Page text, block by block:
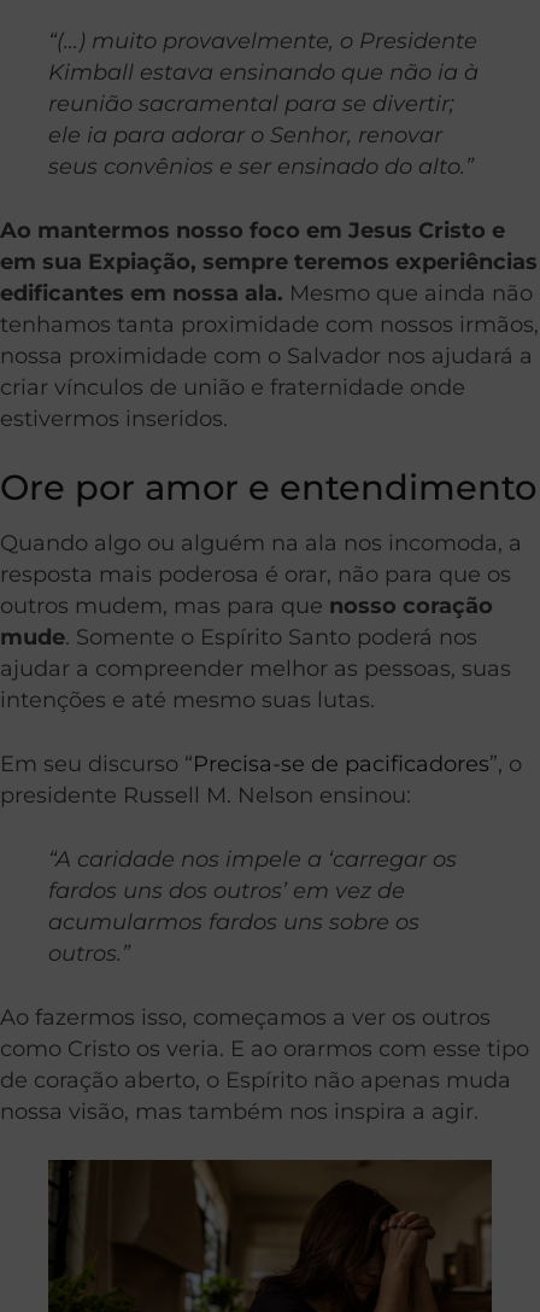
“(…) muito provavelmente, o Presidente
Kimball estava ensinando que não ia à
reunião sacramental para se divertir;
ele ia para adorar o Senhor, renovar
seus convênios e ser ensinado do alto.”
Ao mantermos nosso foco em Jesus Cristo e
em sua Expiação, sempre teremos experiências
edificantes em nossa ala. Mesmo que ainda não
tenhamos tanta proximidade com nossos irmãos,
nossa proximidade com o Salvador nos ajudará a
criar vínculos de união e fraternidade onde
estivermos inseridos.
Ore por amor e entendimento
Quando algo ou alguém na ala nos incomoda, a
resposta mais poderosa é orar, não para que os
outros mudem, mas para que nosso coração
mude. Somente o Espírito Santo poderá nos
ajudar a compreender melhor as pessoas, suas
intenções e até mesmo suas lutas.
Em seu discurso “Precisa-se de pacificadores”, o
presidente Russell M. Nelson ensinou:
“A caridade nos impele a ‘carregar os
fardos uns dos outros’ em vez de
acumularmos fardos uns sobre os
outros.”
Ao fazermos isso, começamos a ver os outros
como Cristo os veria. E ao orarmos com esse tipo
de coração aberto, o Espírito não apenas muda
nossa visão, mas também nos inspira a agir.